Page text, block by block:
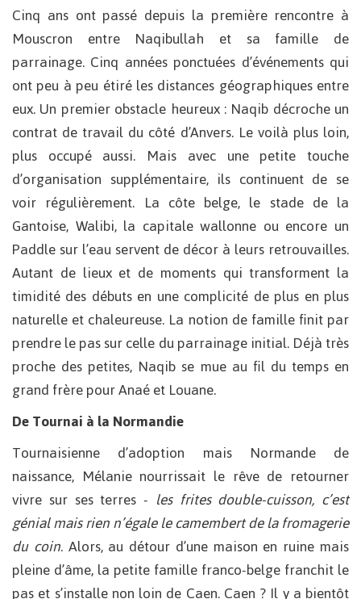
Cinq ans ont passé depuis la première rencontre à
Mouscron entre Naqibullah et sa famille de
parrainage. Cinq années ponctuées d’événements qui
ont peu à peu étiré les distances géographiques entre
eux. Un premier obstacle heureux : Naqib décroche un
contrat de travail du côté d’Anvers. Le voilà plus loin,
plus occupé aussi. Mais avec une petite touche
d’organisation supplémentaire, ils continuent de se
voir régulièrement. La côte belge, le stade de la
Gantoise, Walibi, la capitale wallonne ou encore un
Paddle sur l’eau servent de décor à leurs retrouvailles.
Autant de lieux et de moments qui transforment la
timidité des débuts en une complicité de plus en plus
naturelle et chaleureuse. La notion de famille finit par
prendre le pas sur celle du parrainage initial. Déjà très
proche des petites, Naqib se mue au fil du temps en
grand frère pour Anaé et Louane.
De Tournai à la Normandie
Tournaisienne d’adoption mais Normande de
naissance, Mélanie nourrissait le rêve de retourner
vivre sur ses terres - les frites double-cuisson, c’est
génial mais rien n’égale le camembert de la fromagerie
du coin. Alors, au détour d’une maison en ruine mais
pleine d’âme, la petite famille franco-belge franchit le
pas et s’installe non loin de Caen. Caen ? Il y a bientôt